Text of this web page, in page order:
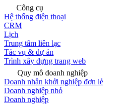
Công cụ
Hệ thống điện thoại
CRM
Lịch
Trung tâm liên lạc
Tác vụ & dự án
Trình xây dựng trang web
Quy mô doanh nghiệp
Doanh nhân khởi nghiệp đơn lẻ
Doanh nghiệp nhỏ
Doanh nghiệp